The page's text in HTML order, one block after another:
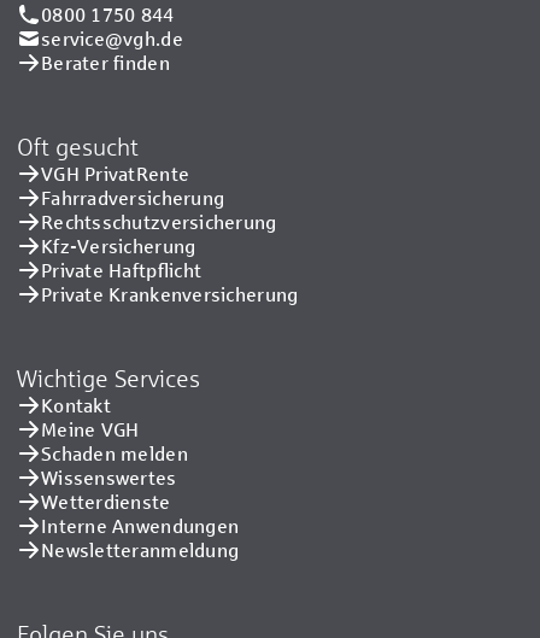
0800 1750 844
service@vgh.de
Berater finden
Oft gesucht
VGH PrivatRente
Fahrradversicherung
Rechtsschutzversicherung
Kfz-Versicherung
Private Haftpflicht
Private Kranken­versicherung
Wichtige Services
Kontakt
Meine VGH
Schaden melden
Wissenswertes
Wetterdienste
Interne Anwendungen
Newsletteranmeldung